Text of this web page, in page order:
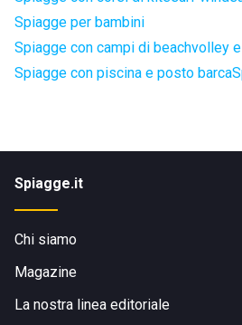
Spiagge per bambini
Spiagge con campi di beachvolley
Spiagge con piscina e posto barca
Spiagge.it
Chi siamo
Magazine
La nostra linea editoriale